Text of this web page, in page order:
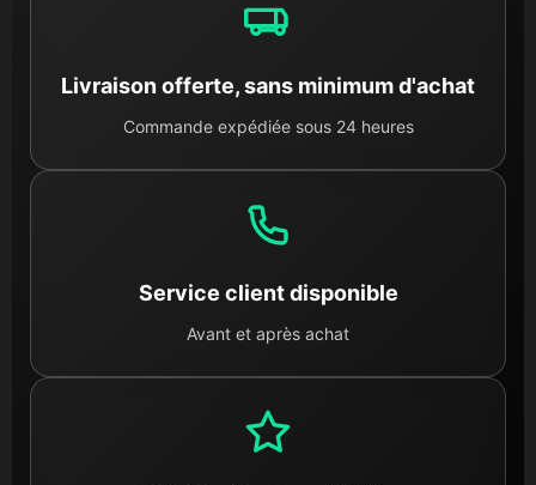
Livraison offerte, sans minimum d'achat
Commande expédiée sous 24 heures
Service client disponible
Avant et après achat